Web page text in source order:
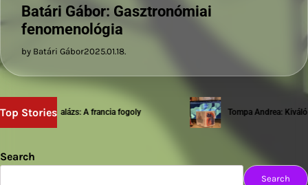
Batári Gábor: Gasztronómiai
fenomenológia
by Batári Gábor2025.01.18.
Top Stories
Sziwery Balázs: A francia fogoly Tompa Andrea: Kiváló
Search
Search